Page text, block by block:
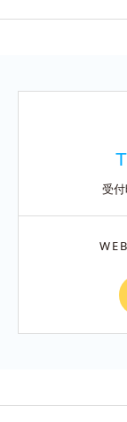
受付